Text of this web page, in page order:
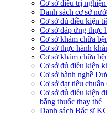
Cơ sở điều trị
Danh sách cơ sở
Cơ sở đủ điều kiện
Cơ sở đáp ứng thực
Cơ sở khám chữa
Cơ sở thực hành
Cơ sở khám chữa
Cơ sở đủ điều kiện
Cơ sở hành nghề
Cơ sở đạt tiêu chuẩn
Cơ sở đủ điều kiện
bằng thuốc thay thế
Danh sách Bác sĩ